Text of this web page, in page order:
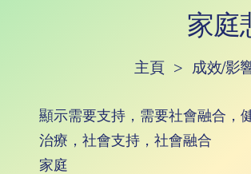
家庭
主頁 > 成效/影
顯示需要支持，需要社會融合，
治療，社會支持，社會融合
家庭